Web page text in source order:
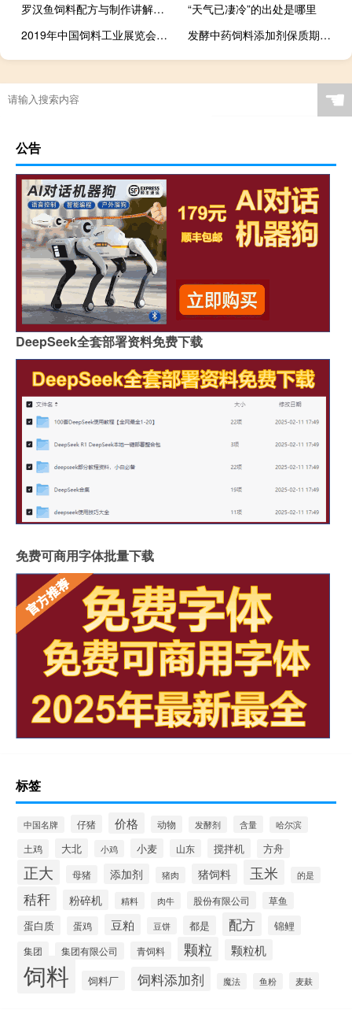
罗汉鱼饲料配方与制作讲解视频
“天气已凄冷”的出处是哪里
2019年中国饲料工业展览会交通线路
发酵中药饲料添加剂保质期多久?
☚
公告
DeepSeek全套部署资料免费下载
免费可商用字体批量下载
标签
中国名牌 仔猪 价格 动物 发酵剂 含量 哈尔滨
土鸡 大北 小鸡 小麦 山东 搅拌机 方舟
正大 母猪 添加剂 猪肉 猪饲料 玉米 的是
秸秆 粉碎机 精料 肉牛 股份有限公司 草鱼
蛋白质 蛋鸡 豆粕 豆饼 都是 配方 锦鲤
集团 集团有限公司 青饲料 颗粒 颗粒机
饲料 饲料厂 饲料添加剂 魔法 鱼粉 麦麸